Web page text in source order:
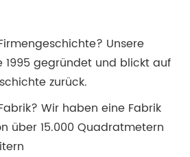
Unsere
1995 gegründet und blickt auf
zurück.
Wir haben eine Fabrik
über 15.000 Quadratmetern